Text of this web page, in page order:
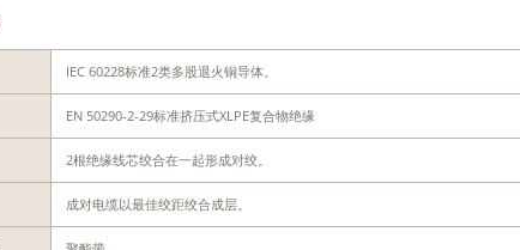
IEC 60228标准2类多股退火铜导体。
EN 50290-2-29标准挤压式XLPE复合物绝缘
2根绝缘线芯绞合在一起形成对绞。
成对电缆以最佳绞距绞合成层。